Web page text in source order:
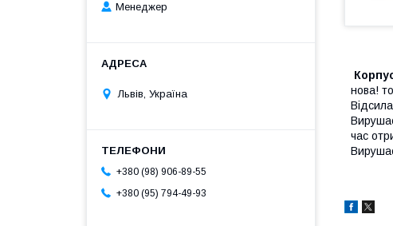
нова!
час
Менеджер
Львів, Україна
+380 (98) 906-89-55
+380 (95) 794-49-93